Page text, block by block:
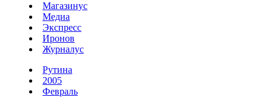
Магазинус
Медиа
Экспресс
Иронов
Журналус
Рутина
2005
Февраль